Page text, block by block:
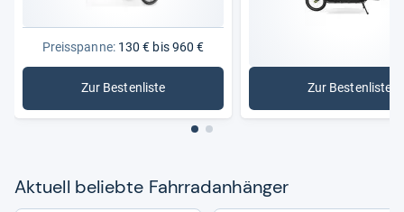
Preisspanne:130 € bis 960 €
Zur Bestenliste: Fahrradanhänger Zur Bestenliste
:
Aktu­ell beliebte Fahr­rad­an­hän­ger